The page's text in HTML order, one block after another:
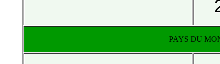
PAYS DU